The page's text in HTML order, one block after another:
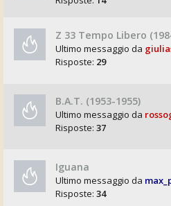
Z 33 Tempo Libero
Ultimo messaggio da
Risposte: 29
B.A.T. (1953-1955)
Ultimo messaggio da
Risposte: 37
Iguana
Ultimo messaggio da
Risposte: 34